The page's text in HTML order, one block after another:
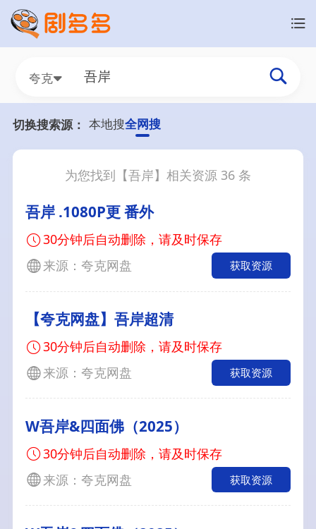
夸克
切换搜索源： 本地搜全网搜
为您找到【吾岸】相关资源 36 条
吾岸 .1080P更 番外
30分钟后自动删除，请及时保存
来源：夸克网盘
获取资源
【夸克网盘】吾岸超清
30分钟后自动删除，请及时保存
来源：夸克网盘
获取资源
W吾岸&四面佛（2025）
30分钟后自动删除，请及时保存
来源：夸克网盘
获取资源